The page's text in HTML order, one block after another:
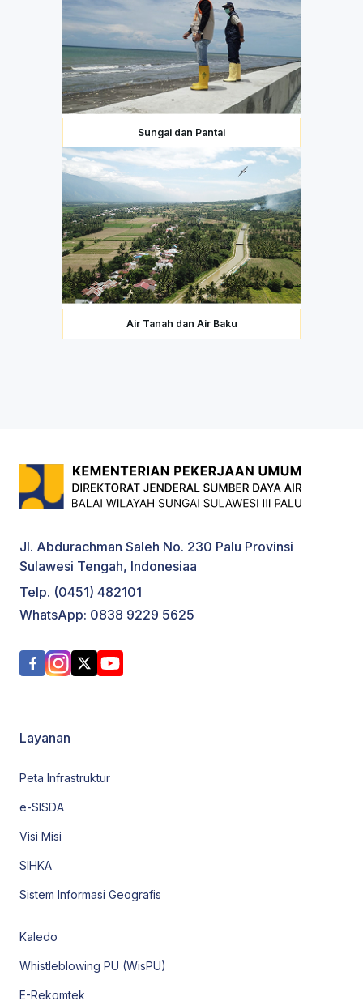
Sungai dan Pantai
Air Tanah dan Air Baku
Jl. Abdurachman Saleh No. 230 Palu Provinsi
Sulawesi Tengah, Indonesiaa
Telp. (0451) 482101
WhatsApp: 0838 9229 5625
Layanan
Peta Infrastruktur
e-SISDA
Visi Misi
SIHKA
Sistem Informasi Geografis
Kaledo
Whistleblowing PU (WisPU)
E-Rekomtek